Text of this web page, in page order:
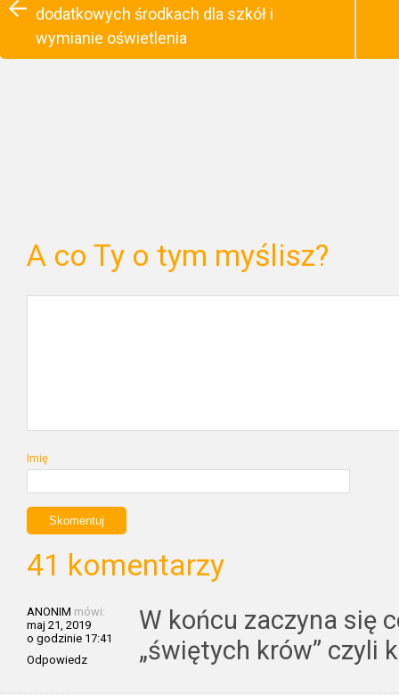
dodatkowych środkach dla szkół i
wymianie oświetlenia
A co Ty o tym myślisz?
Imię
41 komentarzy
ANONIM mówi:
maj 21, 2019
o godzinie 17:41
Odpowiedz
W końcu zaczyna się
„świętych krów” czyli